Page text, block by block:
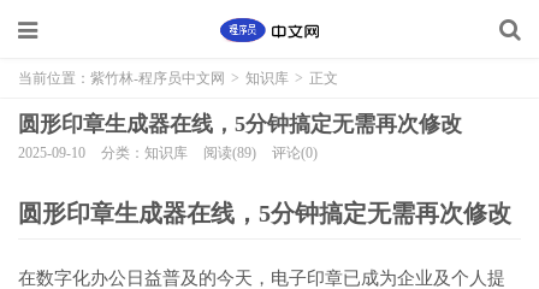
当前位置： 紫竹林-程序员中文网 > 知识库 > 正文
圆形印章生成器在线，5分钟搞定无需再次修改
2025-09-10 分类：知识库 阅读(89) 评论(0)
圆形印章生成器在线，5分钟搞定无需再次修改
在数字化办公日益普及的今天，电子印章已成为企业及个人提